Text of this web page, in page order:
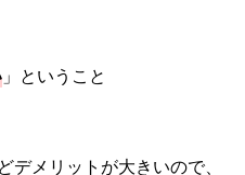
」ということ
メリットが大きいので、